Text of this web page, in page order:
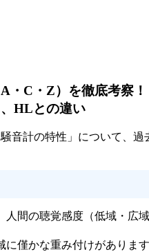
・C・Z）を徹底考察！
HLとの違い
音計の特性」について、
人間の聴覚感度（低域・広
に僅かな重み付けがありま